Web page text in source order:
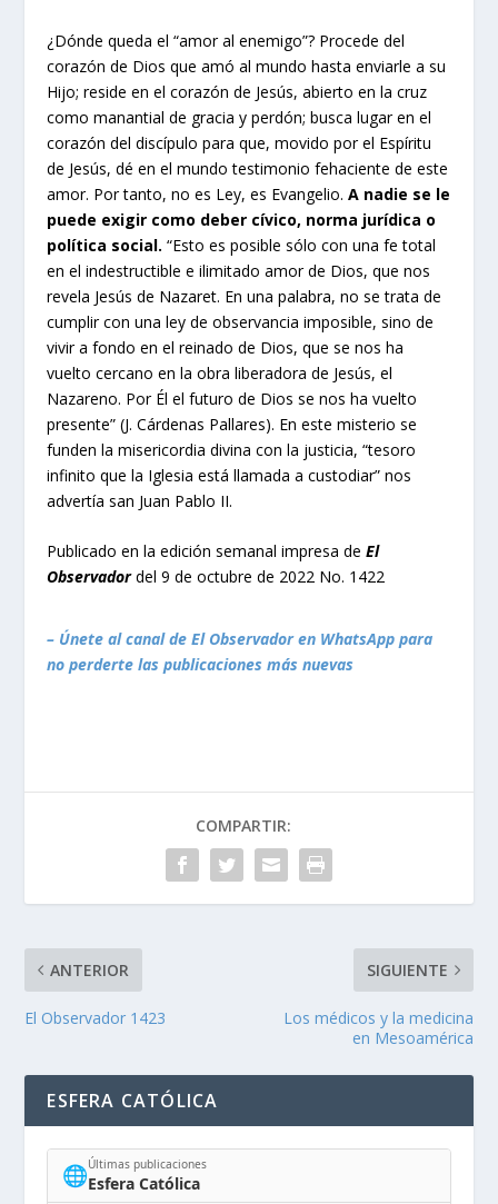
¿Dónde queda el “amor al enemigo”? Procede del
corazón de Dios que amó al mundo hasta enviarle a su
Hijo; reside en el corazón de Jesús, abierto en la cruz
como manantial de gracia y perdón; busca lugar en el
corazón del discípulo para que, movido por el Espíritu
de Jesús, dé en el mundo testimonio fehaciente de este
amor. Por tanto, no es Ley, es Evangelio.A nadie se le
puede exigir como deber cívico, norma jurídica o
política social. “Esto es posible sólo con una fe total
en el indestructible e ilimitado amor de Dios, que nos
revela Jesús de Nazaret. En una palabra, no se trata de
cumplir con una ley de observancia imposible, sino de
vivir a fondo en el reinado de Dios, que se nos ha
vuelto cercano en la obra liberadora de Jesús, el
Nazareno. Por Él el futuro de Dios se nos ha vuelto
presente” (J. Cárdenas Pallares). En este misterio se
funden la misericordia divina con la justicia, “tesoro
infinito que la Iglesia está llamada a custodiar” nos
advertía san Juan Pablo II.
Publicado en la edición semanal impresa deEl
Observadordel 9 de octubre de 2022 No. 1422
– Únete al canal de El Observador en WhatsApp para
no perderte las publicaciones más nuevas
COMPARTIR:
ANTERIOR
El Observador 1423
SIGUIENTE
Los médicos y la medicina
en Mesoamérica
ESFERA CATÓLICA
🌐Últimas publicaciones
Esfera Católica